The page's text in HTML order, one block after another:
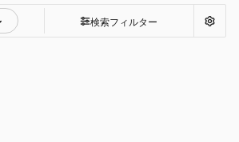
検索フィルター